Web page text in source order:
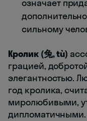
означает
сильному
Кролик (兔, tù)
грацией,
элегантностью.
год кролика,
миролюбивыми,
дипломатичными.